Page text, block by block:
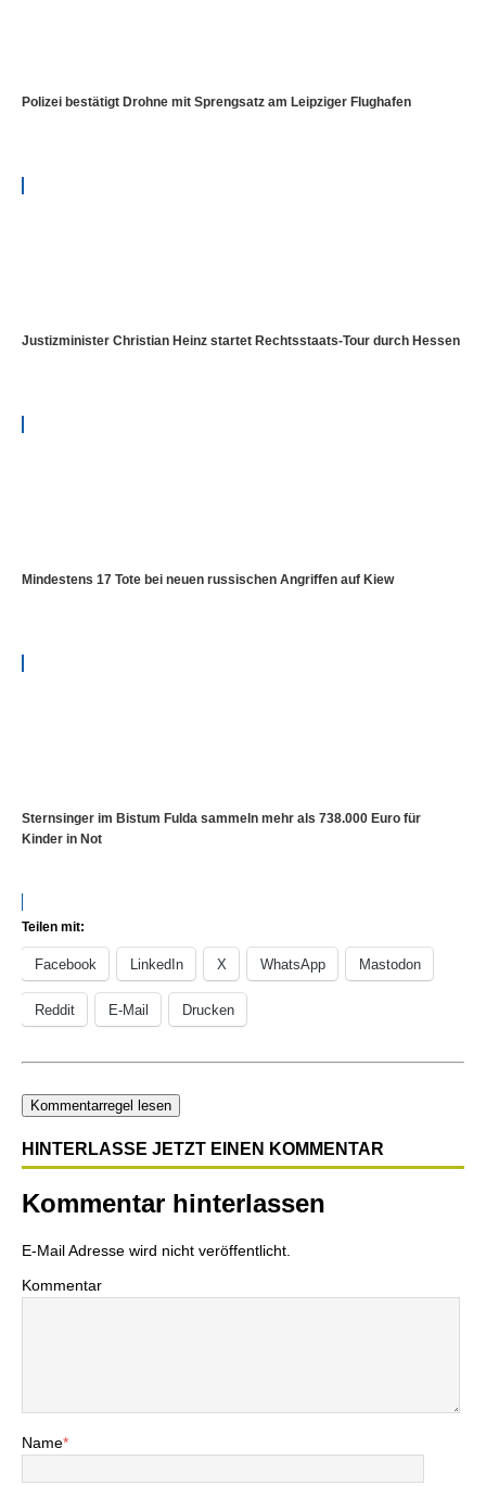
Polizei bestätigt Drohne mit Sprengsatz am Leipziger Flughafen
Justizminister Christian Heinz startet Rechtsstaats-Tour durch Hessen
Mindestens 17 Tote bei neuen russischen Angriffen auf Kiew
Sternsinger im Bistum Fulda sammeln mehr als 738.000 Euro für
Kinder in Not
Teilen mit:
Facebook LinkedIn X WhatsApp Mastodon
Reddit E-Mail Drucken
Kommentarregel lesen
HINTERLASSE JETZT EINEN KOMMENTAR
Kommentar hinterlassen
E-Mail Adresse wird nicht veröffentlicht.
Kommentar
Name*